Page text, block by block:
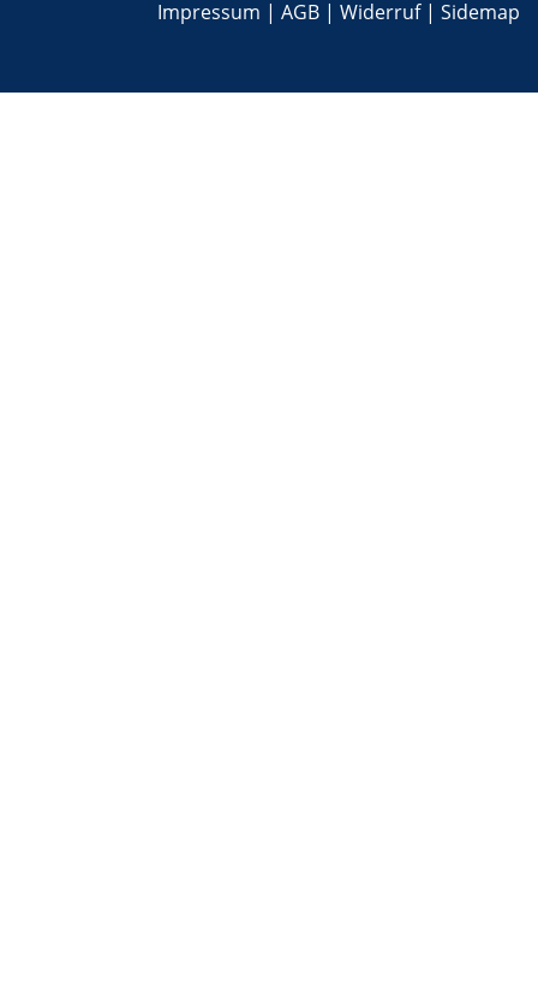
Impressum | AGB | Widerruf| Sidemap